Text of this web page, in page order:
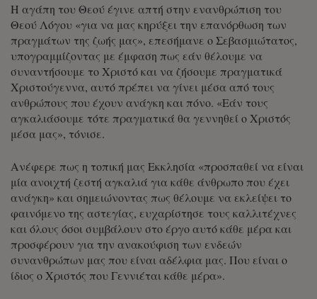
Η αγάπη του Θεού έγινε απτή στην ενανθρώπιση του
Θεού Λόγου «για να μας κηρύξει την επανόρθωση των
πραγμάτων της ζωής μας», επεσήμανε ο Σεβασμιώτατος,
υπογραμμίζοντας με έμφαση πως εάν θέλουμε να
συναντήσουμε το Χριστό και να ζήσουμε πραγματικά
Χριστούγεννα, αυτό πρέπει να γίνει μέσα από τους
ανθρώπους που έχουν ανάγκη και πόνο. «Εάν τους
αγκαλιάσουμε τότε πραγματικά θα γεννηθεί ο Χριστός
μέσα μας», τόνισε.
Ανέφερε πως η τοπική μας Εκκλησία «προσπαθεί να είναι
μία ανοιχτή ζεστή αγκαλιά για κάθε άνθρωπο που έχει
ανάγκη» και σημειώνοντας πως θέλουμε να εκλείψει το
φαινόμενο της αστεγίας, ευχαρίστησε τους καλλιτέχνες
και όλους όσοι συμβάλουν στο έργο αυτό κάθε μέρα και
προσφέρουν για την ανακούφιση των ενδεών
συνανθρώπων μας που είναι αδέλφια μας. Που είναι ο
ίδιος ο Χριστός που Γεννιέται κάθε μέρα».